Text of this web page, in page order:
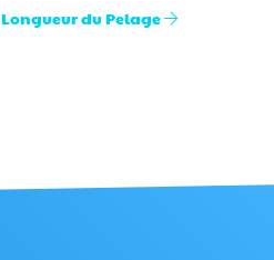
Longueur du Pelage